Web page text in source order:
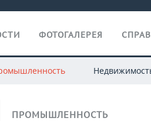
ФОТОГАЛЕРЕЯ
ПРОМЫШЛЕННОСТЬ